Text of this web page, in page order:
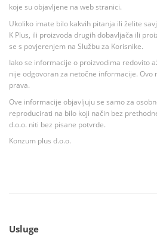
koje su objavljene na web stranici.
Ukoliko imate bilo kakvih pitanja ili želite
K Plus, ili proizvoda drugih dobavljača ili
se s povjerenjem na Službu za Korisnike.
Iako se informacije o proizvodima redovito
nije odgovoran za netočne informacije. Ovo
prava.
Ove informacije objavljuju se samo za
reproducirati na bilo koji način bez
d.o.o. niti bez pisane potvrde.
Konzum plus d.o.o.
Usluge